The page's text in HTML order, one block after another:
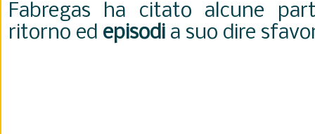
Fabregas ha citato alcune
ritorno ed episodi a suo dire